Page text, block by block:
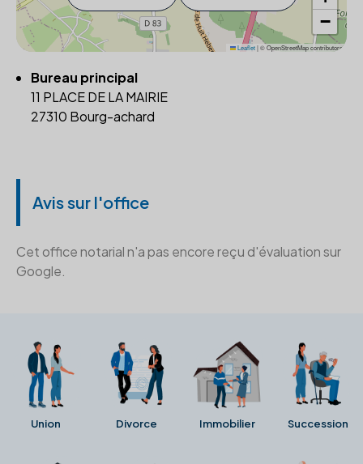
−
Leaflet|© OpenStreetMap contributors
Bureau principal
11 PLACE DE LA MAIRIE
27310 Bourg-achard
Avis sur l'office
Cet office notarial n'a pas encore reçu d'évaluation sur
Google.
Union Divorce Immobilier Succession